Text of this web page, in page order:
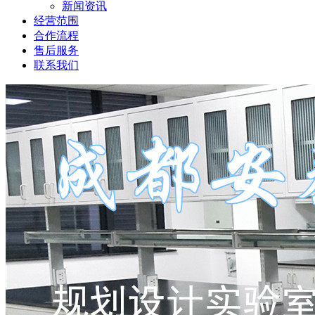
新闻资讯
经营范围
合作流程
售后服务
联系我们